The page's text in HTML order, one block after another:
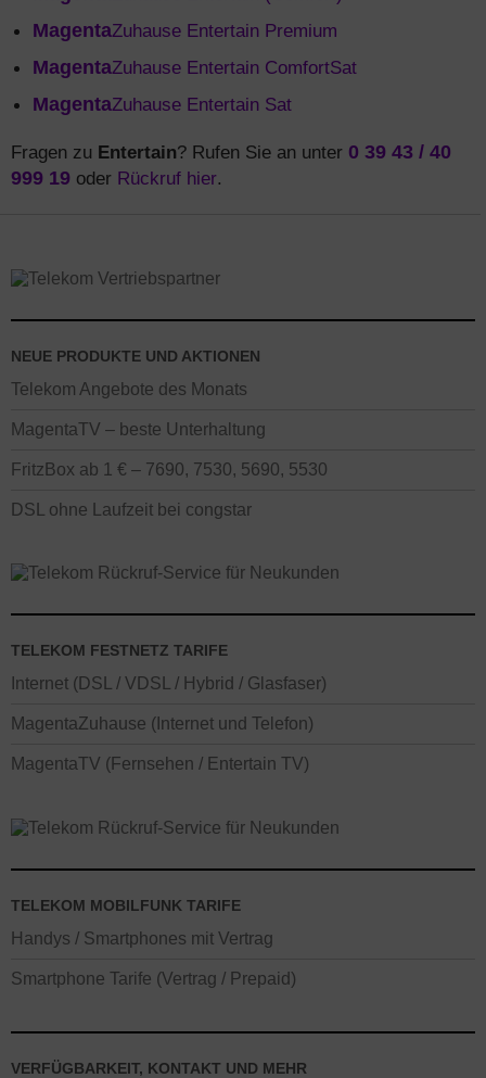
MagentaZuhause Entertain Premium
MagentaZuhause Entertain ComfortSat
MagentaZuhause Entertain Sat
Fragen zu Entertain? Rufen Sie an unter 0 39 43 / 40
999 19 oder Rückruf hier.
NEUE PRODUKTE UND AKTIONEN
Telekom Angebote des Monats
MagentaTV – beste Unterhaltung
FritzBox ab 1 € – 7690, 7530, 5690, 5530
DSL ohne Laufzeit bei congstar
TELEKOM FESTNETZ TARIFE
Internet (DSL / VDSL / Hybrid / Glasfaser)
MagentaZuhause (Internet und Telefon)
MagentaTV (Fernsehen / Entertain TV)
TELEKOM MOBILFUNK TARIFE
Handys / Smartphones mit Vertrag
Smartphone Tarife (Vertrag / Prepaid)
VERFÜGBARKEIT, KONTAKT UND MEHR